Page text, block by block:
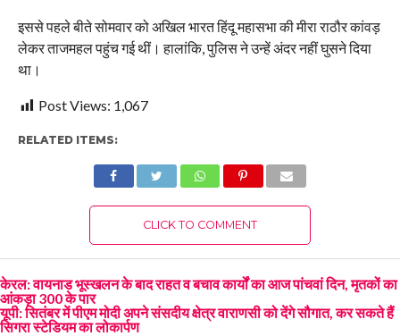
इससे पहले बीते सोमवार को अखिल भारत हिंदू महासभा की मीरा राठौर कांवड़
लेकर ताजमहल पहुंच गई थीं। हालांकि, पुलिस ने उन्हें अंदर नहीं घुसने दिया
था।
Post Views: 1,067
RELATED ITEMS:
CLICK TO COMMENT
केरल: वायनाड भूस्खलन के बाद राहत व बचाव कार्यों का आज पांचवां दिन, मृतकों का
आंकड़ा 300 के पार
यूपी: सितंबर में पीएम मोदी अपने संसदीय क्षेत्र वाराणसी को देंगे सौगात, कर सकते हैं
सिगरा स्टेडियम का लोकार्पण